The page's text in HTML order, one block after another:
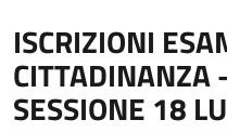
ISCRIZIONI
CITTADINANZA
SESSIONE 18